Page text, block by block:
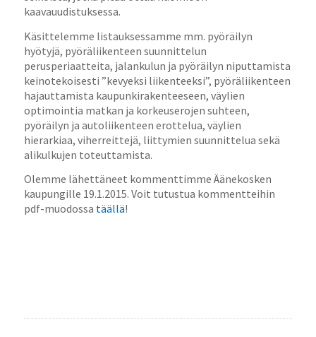
kaavauudistuksessa.
Käsittelemme listauksessamme mm. pyöräilyn
hyötyjä, pyöräliikenteen suunnittelun
perusperiaatteita, jalankulun ja pyöräilyn niputtamista
keinotekoisesti ”kevyeksi liikenteeksi”, pyöräliikenteen
hajauttamista kaupunkirakenteeseen, väylien
optimointia matkan ja korkeuserojen suhteen,
pyöräilyn ja autoliikenteen erottelua, väylien
hierarkiaa, viherreittejä, liittymien suunnittelua sekä
alikulkujen toteuttamista.
Olemme lähettäneet kommenttimme Äänekosken
kaupungille 19.1.2015. Voit tutustua kommentteihin
pdf-muodossa täällä!